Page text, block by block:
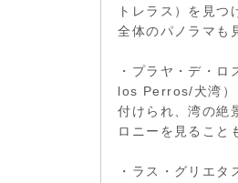
トレラス）を見つ
全体のパノラマも
・プラヤ・デ・
los Perros/犬湾）
付けられ、湾の絶
ロニーを見ること
・ラス・グリエタ